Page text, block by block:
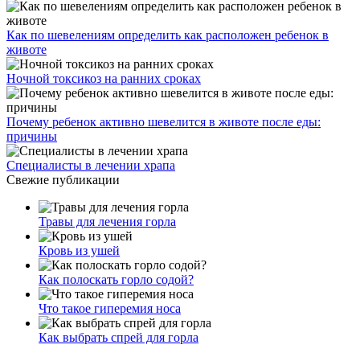
Как по шевелениям определить как расположен ребенок в
животе
Ночной токсикоз на ранних сроках
Почему ребенок активно шевелится в животе после еды:
причины
Специалисты в лечении храпа
Свежие публикации
Травы для лечения горла
Кровь из ушей
Как полоскать горло содой?
Что такое гиперемия носа
Как выбрать спрей для горла